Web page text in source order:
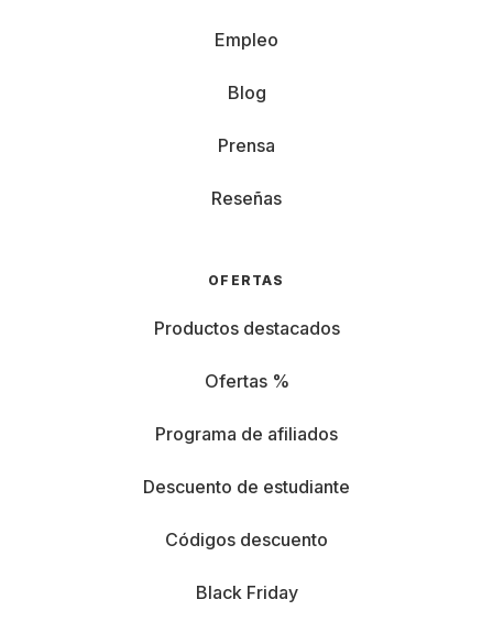
Empleo
Blog
Prensa
Reseñas
OFERTAS
Productos destacados
Ofertas %
Programa de afiliados
Descuento de estudiante
Códigos descuento
Black Friday